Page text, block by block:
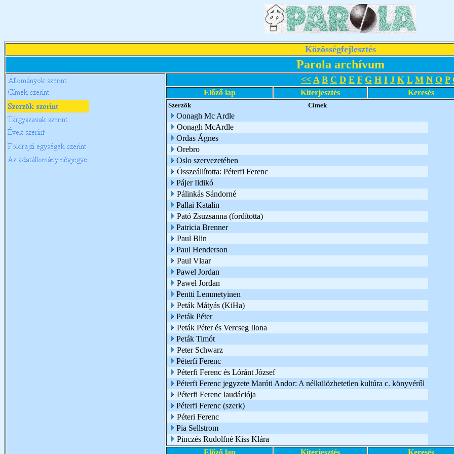
Közösségfejlesztés
Parola archívum
<< A B C D E F G H I J K L M N O P
Előző lap Kiterjesztés Keresés
Szerzők Címek
Oonagh Mc Ardle
Oonagh McArdle
Ordas Ágnes
Orebro
Oslo szervezetében
Összeállította: Péterfi Ferenc
Pájer Ildikó
Pálinkás Sándorné
Pallai Katalin
Pató Zsuzsanna (fordította)
Patricia Brenner
Paul Blin
Paul Henderson
Paul Vlaar
Pawel Jordan
Paweł Jordan
Pentti Lemmetyinen
Peták Mátyás (KiHa)
Peták Péter
Peták Péter és Vercseg Ilona
Peták Timót
Peter Schwarz
Péterfi Ferenc
Péterfi Ferenc és Lóránt József
Péterfi Ferenc jegyzete Maróti Andor: A nélkülözhetetlen kultúra c. könyvéről
Péterfi Ferenc laudációja
Péterfi Ferenc (szerk)
Péteri Ferenc
Pia Sellstrom
Pinczés Rudolfné Kiss Klára
Előző lap
Kiterjesztés Keresés